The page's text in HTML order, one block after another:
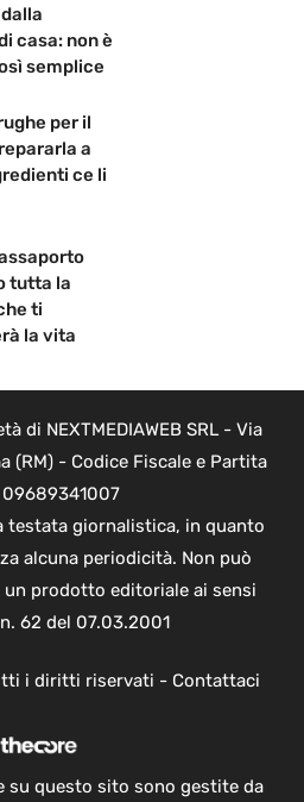
casa: non è
semplice
per il
a
ce li
tutta la
ti
la vita
di NEXTMEDIAWEB SRL - Via
(RM) - Codice Fiscale e Partita
09689341007
testata giornalistica, in quanto
alcuna periodicità. Non può
prodotto editoriale ai sensi
62 del 07.03.2001
i diritti riservati - Contattaci
su questo sito sono gestite da